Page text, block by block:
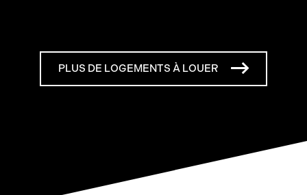
PLUS DE LOGEMENTS À LOUER